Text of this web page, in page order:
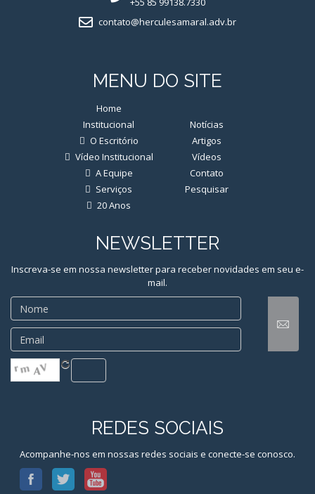
contato@herculesamaral.adv.br
MENU DO SITE
Home
Institucional
O Escritório
Vídeo Institucional
A Equipe
Serviços
Notícias
Artigos
Vídeos
Contato
Pesquisar
NEWSLETTER
Inscreva-se em nossa newsletter para receber novidades em seu e-
mail.
REDES SOCIAIS
Acompanhe-nos em nossas redes sociais e conecte-se conosco.